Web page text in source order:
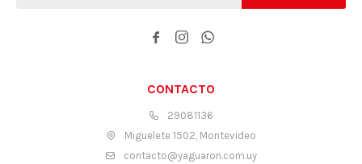
CONTACTO
29081136
Miguelete 1502, Montevideo
contacto@yaguaron.com.uy
  